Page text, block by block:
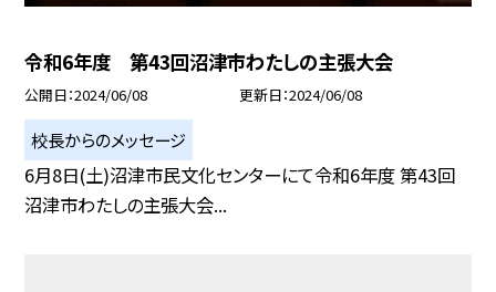
令和6年度 第43回沼津市わたしの主張大会
公開日 2024/06/08 更新日 2024/06/08
校長からのメッセージ
6月8日(土)沼津市民文化センターにて令和6年度 第43回
沼津市わたしの主張大会...